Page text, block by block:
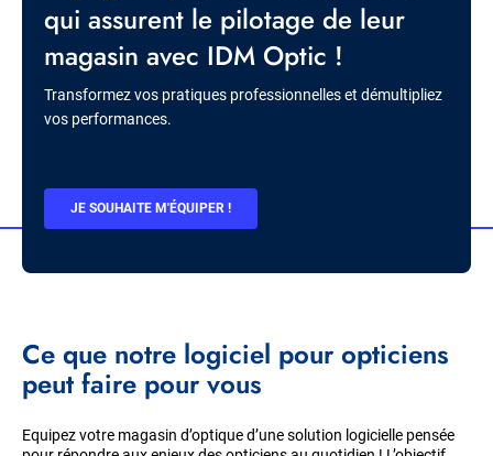
qui assurent le pilotage de leur
magasin avec IDM Optic !
Description
Transformez vos pratiques professionnelles et démultipliez
vos performances.
BOUTON
JE SOUHAITE M'ÉQUIPER !
Ce que notre logiciel pour opticiens
peut faire pour vous
Equipez votre magasin d’optique d’une solution logicielle pensée